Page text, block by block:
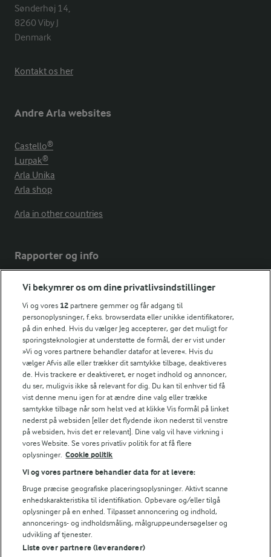
Sønderhøj 14,
8260 Viby J
Denmark
Kontakt os her
Andre Arla websites
Castello®
Lurpak®
Arla Unika
Arla shop
Arla in other countries
Rapporter og info
Årsrapport
FarmAhead™ Check rapport
Andelshaverinfo: Mælkepris
Fødevarestyrelsens smiley-rapporter for Arla Foods
Fødevarestyrelsens smiley-rapporter for Jörd
Fødevarestyrelsens smiley-rapporter for Lurpak PB
Følg
© 2026 Arla Foods
Vælg en anden cookies
Vi bekymrer os om dine privatlivsindstillinger
Vi og vores 12 partnere gemmer og får adgang til
personoplysninger, f.eks. browserdata eller unikke identifikatorer,
på din enhed. Hvis du vælger Jeg accepterer, gør det muligt for
sporingsteknologier at understøtte de formål, der er vist under
»Vi og vores partnere behandler datafor at levere«. Hvis du
vælger Afvis alle eller trækker dit samtykke tilbage, deaktiveres
de. Hvis trackere er deaktiveret, er noget indhold og annoncer,
du ser, muligvis ikke så relevant for dig. Du kan til enhver tid få
vist denne menu igen for at ændre dine valg eller trække
samtykke tilbage når som helst ved at klikke Vis formål på linket
nederst på websiden [eller det flydende ikon nederst til venstre
på websiden, hvis det er relevant]. Dine valg vil have virkning i
vores Website. Se vores privatliv politik for at få flere
oplysninger. Cookie politik
Vi og vores partnere behandler data for at levere:
Bruge præcise geografiske placeringsoplysninger. Aktivt scanne
enhedskarakteristika til identifikation. Opbevare og/eller tilgå
oplysninger på en enhed. Tilpasset annoncering og indhold,
annoncerings- og indholdsmåling, målgruppeundersøgelser og
udvikling af tjenester.
Liste over partnere (leverandører)